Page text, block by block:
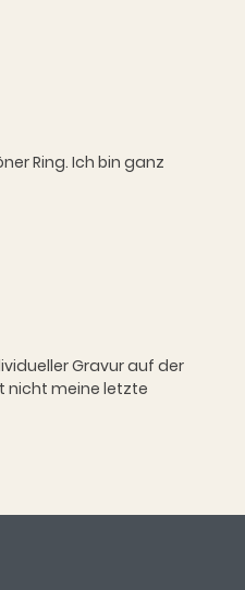
Ring. Ich bin ganz
Gravur auf der
nicht meine letzte